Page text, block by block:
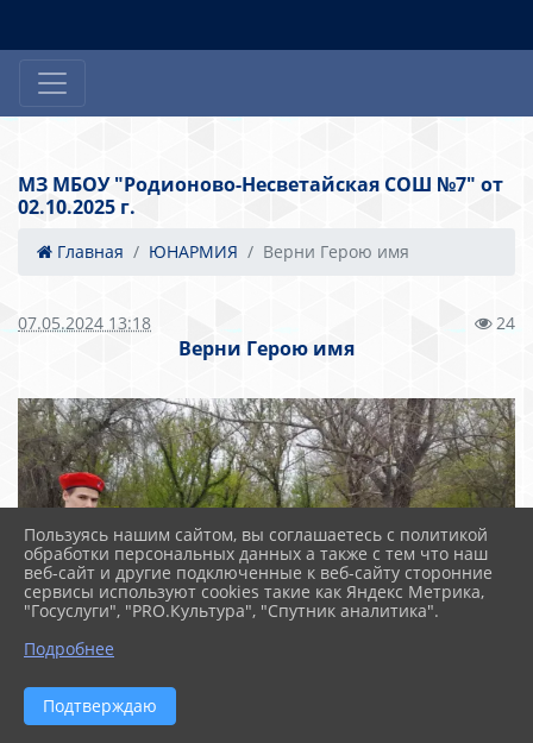
МЗ МБОУ "Родионово-Несветайская СОШ №7" от
02.10.2025 г.
Главная ЮНАРМИЯ Верни Герою имя
07.05.2024 13:18 24
Верни Герою имя
Пользуясь нашим сайтом, вы соглашаетесь с политикой
обработки персональных данных а также с тем что наш
веб-сайт и другие подключенные к веб-сайту сторонние
сервисы используют cookies такие как Яндекс Метрика,
"Госуслуги", "PRO.Культура", "Спутник аналитика".
Подробнее
Подтверждаю